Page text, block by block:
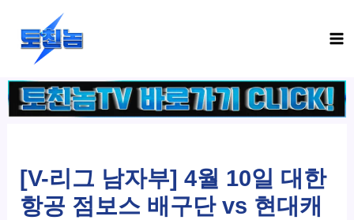
건
너
[V-리그 남자부] 4월 10일 대한
항공 점보스 배구단 vs 현대캐